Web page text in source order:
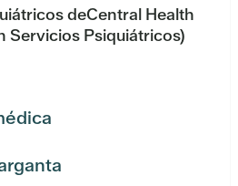
deCentral Health
Servicios Psiquiátricos)